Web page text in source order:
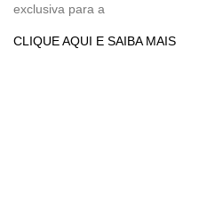
exclusiva para a
CLIQUE AQUI E SAIBA MAIS